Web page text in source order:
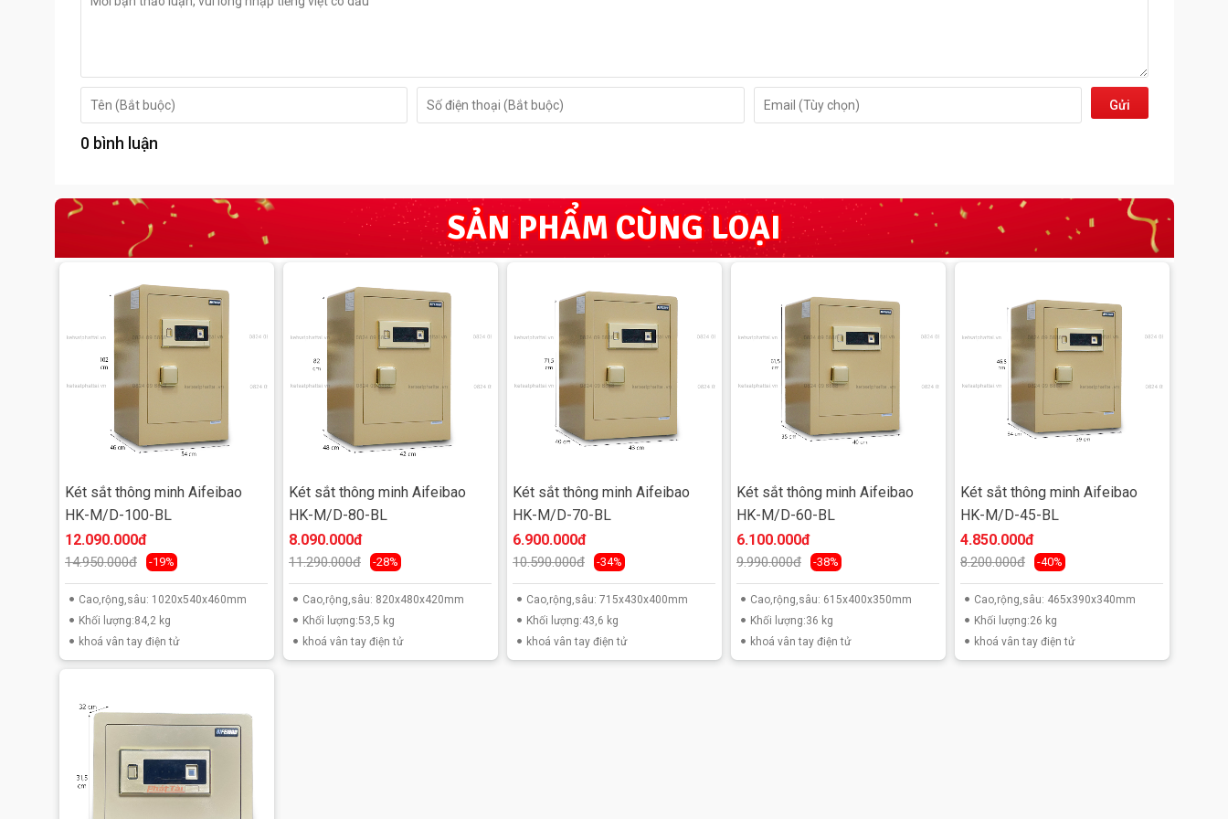
Kích thước(H*W*D): Cao 1000mm+20mm chân đế * Rộng 540mm* Sâu 440mm+20mm mặt khóa.
Thân két dày 5mm, cánh cửa 6mm
Chất liệu: Thép đúc nguyên khối chống cạy phá
Sạc dự phòng: có
Chìa khóa khẩn cấp: có
Kết cấu: 3 ngăn lớn, 1 ngăn nhỏ, 1 ngăn hầm
Màu sắc: vàng chanh
Cấu tạo Két sắt thông minh Aifeibao HK-M/D-100-BL
+ Thân Két sắt thông minh Aifeibao được đúc bằng thép đặc nguyên khối dày 3mm-5mm
+ Cánh cửa là nơi bảo vệ an toàn cho két. Được sử dụng đóng mở nhiều nhất nên được thiết kế dày hơn so với
Gửi
0 bình luận
SẢN PHẨM CÙNG LOẠI
Két sắt thông minh Aifeibao
HK-M/D-100-BL
12.090.000đ
14.950.000đ -19%
Cao,rộng,sâu: 1020x540x460mm
Khối lượng:84,2 kg
khoá vân tay điện tử
Két sắt thông minh Aifeibao
HK-M/D-80-BL
8.090.000đ
11.290.000đ -28%
Cao,rộng,sâu: 820x480x420mm
Khối lượng:53,5 kg
khoá vân tay điện tử
Két sắt thông minh Aifeibao
HK-M/D-70-BL
6.900.000đ
10.590.000đ -34%
Cao,rộng,sâu: 715x430x400mm
Khối lượng:43,6 kg
khoá vân tay điện tử
Két sắt thông minh Aifeibao
HK-M/D-60-BL
6.100.000đ
9.990.000đ -38%
Cao,rộng,sâu: 615x400x350mm
Khối lượng:36 kg
khoá vân tay điện tử
Két sắt thông minh Aifeibao
HK-M/D-45-BL
4.850.000đ
8.200.000đ -40%
Cao,rộng,sâu: 465x390x340mm
Khối lượng:26 kg
khoá vân tay điện tử